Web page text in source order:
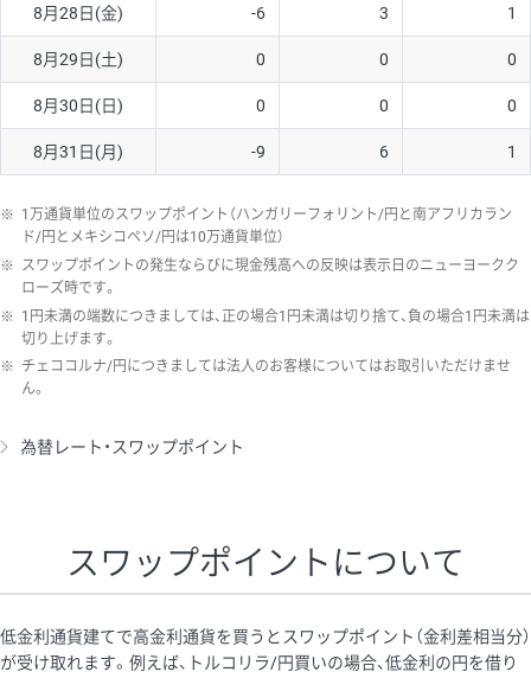
8月28日(金) -6 3 1
8月29日(土) 0 0 0
8月30日(日) 0 0 0
8月31日(月) -9 6 1
※ 1万通貨単位のスワップポイント（ハンガリーフォリント/円と南アフリカラン
ド/円とメキシコペソ/円は10万通貨単位）
※ スワップポイントの発生ならびに現金残高への反映は表示日のニューヨークク
ローズ時です。
※ 1円未満の端数につきましては、正の場合1円未満は切り捨て、負の場合1円未満は
切り上げます。
※ チェココルナ/円につきましては法人のお客様についてはお取引いただけませ
ん。
為替レート・スワップポイント
スワップポイントについて
低金利通貨建てで高金利通貨を買うとスワップポイント（金利差相当分）
が受け取れます。例えば、トルコリラ/円買いの場合、低金利の円を借り